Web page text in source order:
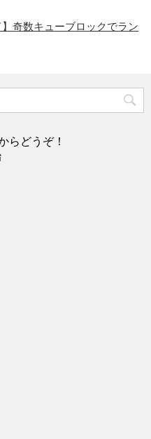
】奇数キューブロックでラン
らどうぞ！